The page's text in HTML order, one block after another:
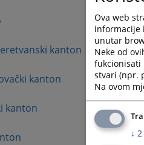
kanton
kanton
kanton
tel:
mob:
Ova web
informacije
unutar
Neke od
fukcionisati
stvari (npr.
Na ovom
↓ 2